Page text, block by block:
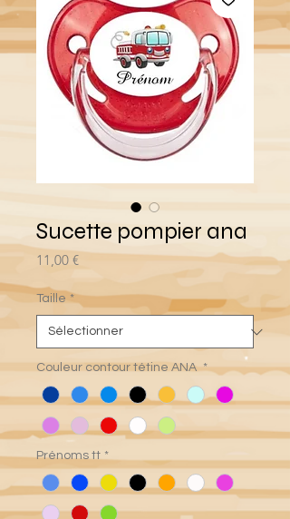
Sucette pompier ana
11,00 €Prix
Taille *
Couleur contour tétine ANA *
Prénoms tt *